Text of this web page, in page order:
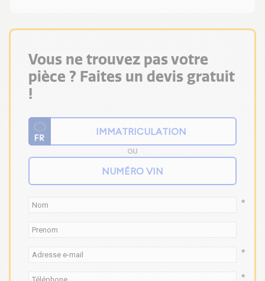
Vous ne trouvez pas votre
pièce ? Faites un devis gratuit
!
OU
*
*
*